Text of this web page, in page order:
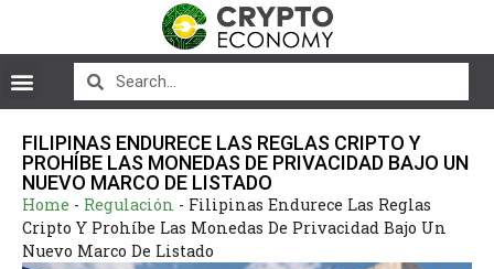
FILIPINAS ENDURECE LAS REGLAS CRIPTO Y
PROHÍBE LAS MONEDAS DE PRIVACIDAD BAJO UN
NUEVO MARCO DE LISTADO
Home - Regulación - Filipinas Endurece Las Reglas
Cripto Y Prohíbe Las Monedas De Privacidad Bajo Un
Nuevo Marco De Listado